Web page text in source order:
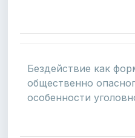
Бездействие как
общественно
особенности